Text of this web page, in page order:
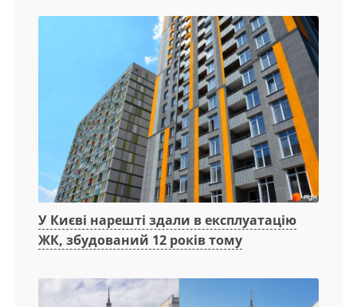
У Києві нарешті здали в експлуатацію
ЖК, збудований 12 років тому